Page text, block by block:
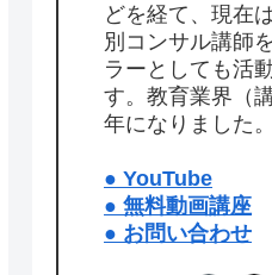
どを経て、現在
別コンサル講師
ラーとしても活
す。教育業界（
年になりました。
● YouTube
● 無料動画講座
● お問い合わせ